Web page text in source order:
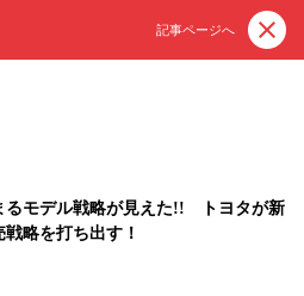
記事ページへ
るモデル戦略が見えた!! トヨタが新
略を打ち出す！